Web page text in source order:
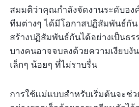
สมมติว่าคุณกำลังจัดงานระดับอง
ทีมต่างๆ ได้มีโอกาสปฏิสัมพันธ์กัน
สร้างปฏิสัมพันธ์กันได้อย่างเป็นธ
บางคนอาจจบลงด้วยความเงียบงั
เล็กๆ น้อยๆ ที่ไม่ราบรื่น
การใช้แม่แบบสำหรับเริ่มต้นจะช่